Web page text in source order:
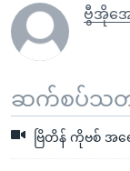
ဗွီအိုအေ
ဆက်စပ်သတင်
ဗြိတိန် ကိုဗစ် အရ